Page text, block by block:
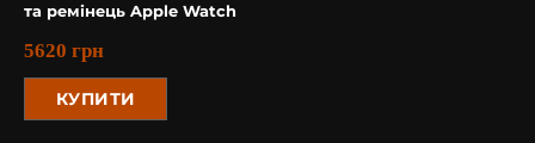
та ремінець Apple Watch
5620 грн
КУПИТИ